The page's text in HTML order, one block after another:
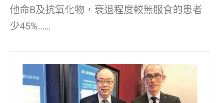
他命B及抗氧化物，衰退程度較無服食的患者
少45%……